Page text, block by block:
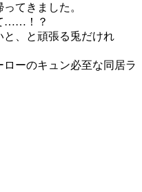
ってきました。
て……！？
と、と頑張る兎だけれ
ーのキュン必至な同居ラ